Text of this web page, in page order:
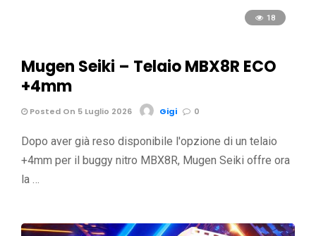
18
Mugen Seiki – Telaio MBX8R ECO
+4mm
Posted On 5 Luglio 2026 Gigi 0
Dopo aver già reso disponibile l'opzione di un telaio
+4mm per il buggy nitro MBX8R, Mugen Seiki offre ora
la …